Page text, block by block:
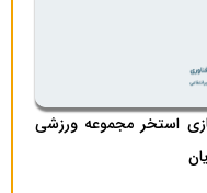
استخر مجموعه ورزشی